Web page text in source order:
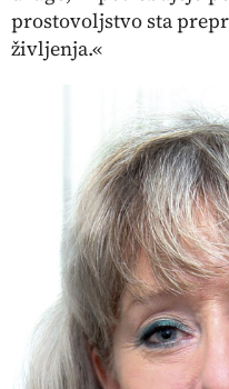
prostovoljstvo sta
življenja.«